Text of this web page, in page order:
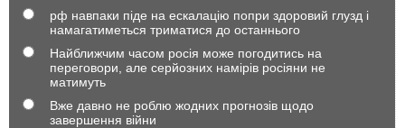
рф навпаки піде на ескалацію попри здоровий глузд і
намагатиметься триматися до останнього
Найближчим часом росія може погодитись на
переговори, але серйозних намірів росіяни не
матимуть
Вже давно не роблю жодних прогнозів щодо
завершення війни